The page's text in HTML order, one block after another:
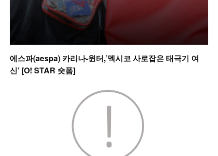
에스파(aespa) 카리나-윈터,’멕시코 사로잡은 태극기 여
신’ [O! STAR 숏폼]